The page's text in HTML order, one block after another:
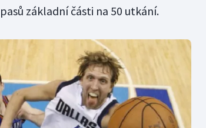
základní části na 50 utkání.